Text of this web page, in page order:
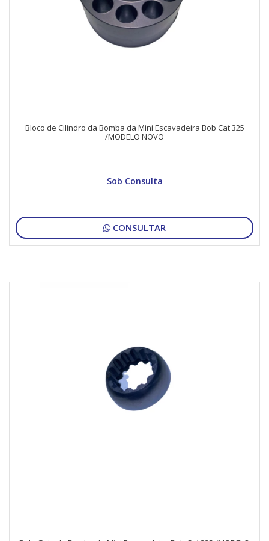
Bloco de Cilindro da Bomba da Mini Escavadeira Bob Cat 325
/MODELO NOVO
Sob Consulta
CONSULTAR